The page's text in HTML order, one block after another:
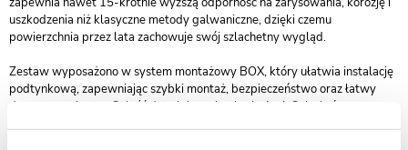
uszkodzenia niż klasyczne metody galwaniczne, dzięki czemu
powierzchnia przez lata zachowuje swój szlachetny wygląd.
Zestaw wyposażono w system montażowy BOX, który ułatwia instalację
podtynkową, zapewniając szybki montaż, bezpieczeństwo oraz łatwy
dostęp serwisowy. Całość dopełnia technologia Anti-Calc, która